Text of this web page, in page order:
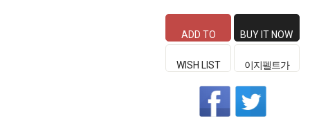
ADD TO
CART
BUY IT NOW
WISH LIST 이지펠트가
좋은 이유